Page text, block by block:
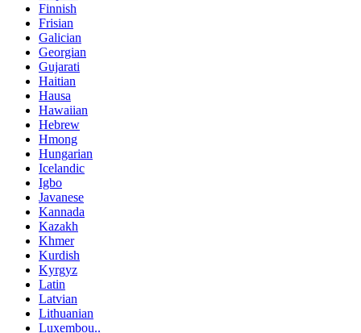
Finnish
Frisian
Galician
Georgian
Gujarati
Haitian
Hausa
Hawaiian
Hebrew
Hmong
Hungarian
Icelandic
Igbo
Javanese
Kannada
Kazakh
Khmer
Kurdish
Kyrgyz
Latin
Latvian
Lithuanian
Luxembou..